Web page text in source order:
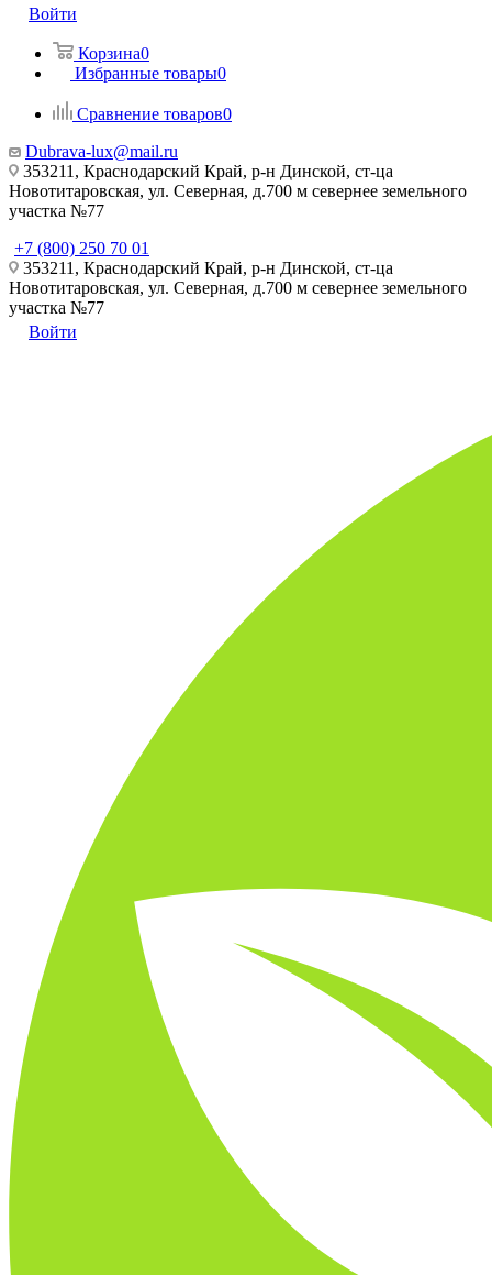
Войти
Корзина0
Избранные товары0
Сравнение товаров0
Dubrava-lux@mail.ru
353211, Краснодарский Край, р-н Динской, ст-ца
Новотитаровская, ул. Северная, д.700 м севернее земельного
участка №77
+7 (800) 250 70 01
353211, Краснодарский Край, р-н Динской, ст-ца
Новотитаровская, ул. Северная, д.700 м севернее земельного
участка №77
Войти